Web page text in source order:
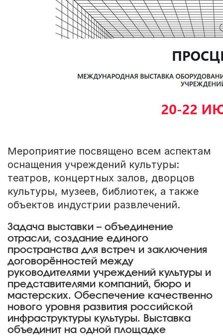
Мероприятие посвящено всем аспектам
оснащения учреждений культуры:
театров, концертных залов, дворцов
культуры, музеев, библиотек, а также
объектов индустрии развлечений.
Задача выставки – объединение
отрасли, создание единого
пространства для встреч и заключения
договорённостей между
руководителями учреждений культуры и
представителями компаний, бюро и
мастерских. Обеспечение качественно
нового уровня развития российской
инфраструктуры культуры. Выставка
объединит на одной площадке